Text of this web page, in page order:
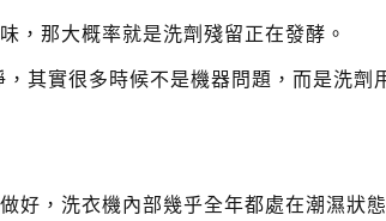
，那大概率就是洗劑殘留正在發酵。
其實很多時候不是機器問題，而是洗劑
好，洗衣機內部幾乎全年都處在潮濕狀